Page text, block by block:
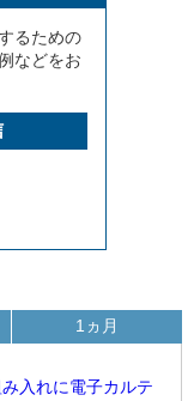
るための
などをお
入れに電子カルテ
1ヵ月